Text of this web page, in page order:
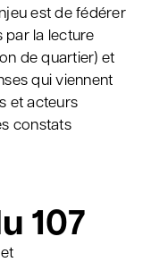
est de fédérer
la lecture
de quartier) et
qui viennent
et acteurs
constats
107